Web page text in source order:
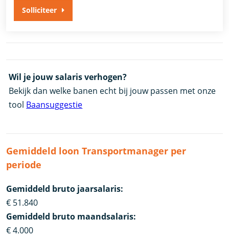
Solliciteer
Wil je jouw salaris verhogen?
Bekijk dan welke banen echt bij jouw passen met onze
tool Baansuggestie
Gemiddeld loon Transportmanager per
periode
Gemiddeld bruto jaarsalaris:
€ 51.840
Gemiddeld bruto maandsalaris:
€ 4.000